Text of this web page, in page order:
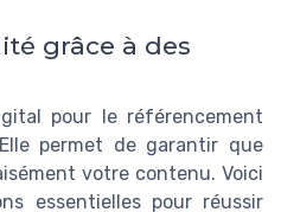
grâce à des
pour le référencement
permet de garantir que
votre contenu. Voici
essentielles pour réussir